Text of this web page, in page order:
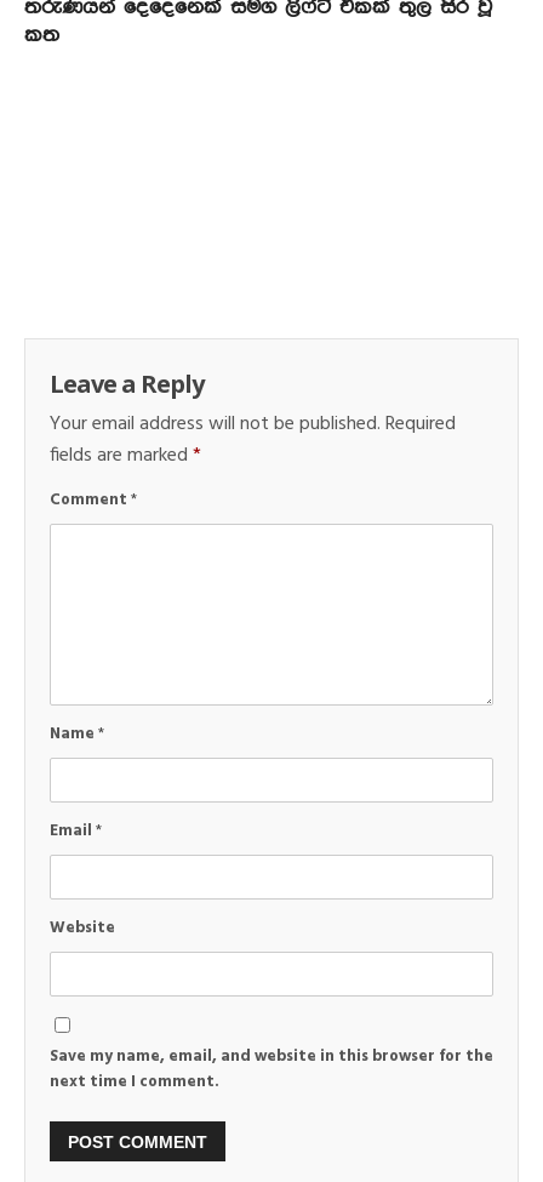
තරුණයන් දෙදෙනෙක් සමග ලිෆ්ට් එකක් තුල සිර වූ
කත
Leave a Reply
Your email address will not be published.Required
fields are marked*
Comment*
Name*
Email*
Website
Save my name, email, and website in this browser for the
next time I comment.